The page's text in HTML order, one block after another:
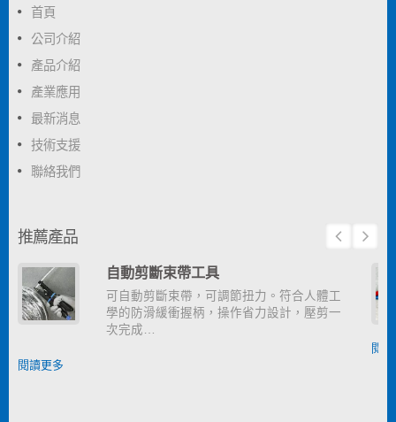
首頁
公司介紹
產品介紹
產業應用
最新消息
技術支援
聯絡我們
推薦產品
自動剪斷束帶工具
可自動剪斷束帶，可調節扭力。符合人體工
學的防滑緩衝握柄，操作省力設計，壓剪一
次完成…
閱讀更多
閱